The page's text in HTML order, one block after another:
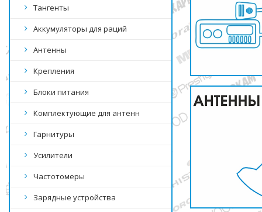
Тангенты
Аккумуляторы для раций
Антенны
Крепления
Блоки питания
Комплектующие для антенн
Гарнитуры
Усилители
Частотомеры
Зарядные устройства